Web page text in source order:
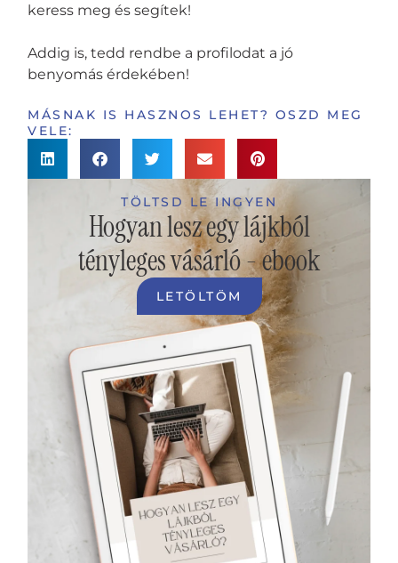
keress meg és segítek!
Addig is, tedd rendbe a profilodat a jó
benyomás érdekében!
MÁSNAK IS HASZNOS LEHET? OSZD MEG
VELE:
TÖLTSD LE INGYEN
Hogyan lesz egy lájkból
tényleges vásárló - ebook
LETÖLTÖM